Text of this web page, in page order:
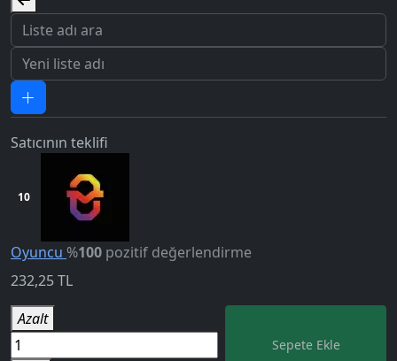
5.0
Satıcının teklifi
10
Oyuncu %100 pozitif değerlendirme
232,25TL
Azalt
Sepete Ekle